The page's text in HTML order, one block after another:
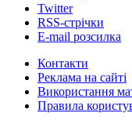
Twitter
RSS-стрічки
E-mail розсилка
Контакти
Реклама на сайті
Використання
Правила